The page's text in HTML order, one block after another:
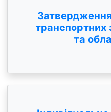
транспортних
та